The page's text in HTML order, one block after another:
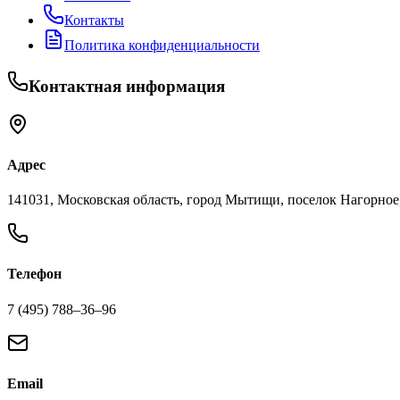
Контакты
Политика конфиденциальности
Контактная информация
Адрес
141031, Московская область, город Мытищи, поселок
Телефон
7 (495) 788‒36‒96
Email